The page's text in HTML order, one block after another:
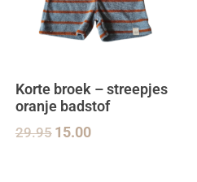
Korte broek – streepjes
oranje badstof
29.95 15.00